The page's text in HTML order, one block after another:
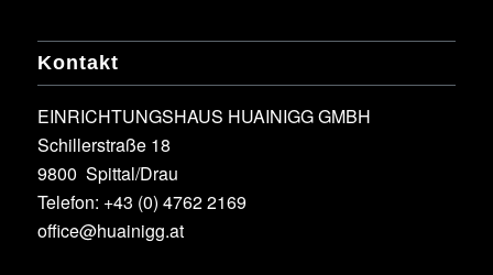
Kontakt
EINRICHTUNGSHAUS HUAINIGG GMBH
Schillerstraße 18
9800 Spittal/Drau
Telefon: +43 (0) 4762 2169
office@huainigg.at